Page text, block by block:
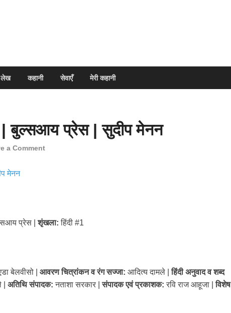
लेख कहानी सेवाएँ मेरी कहानी
| बुल्सआय प्रेस | सुदीप मेनन
a Comment
प्रेस |शृंखला: हिंदी #1
बेलवीसो | आवरण चित्रांकन व रंग सज्जा: आदित्य दामले |हिंदी अनुवाद व शब्द
| अतिथि संपादक: नताशा सरकार |संपादक एवं प्रकाशक: रवि राज आहूजा |विशेष